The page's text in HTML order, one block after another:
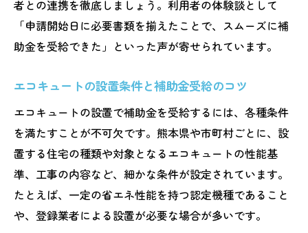
者との連携を徹底しましょう。利用者の体験談として
「申請開始日に必要書類を揃えたことで、スムーズに補
助金を受給できた」といった声が寄せられています。
エコキュートの設置条件と補助金受給のコツ
エコキュートの設置で補助金を受給するには、各種条件
を満たすことが不可欠です。熊本県や市町村ごとに、設
置する住宅の種類や対象となるエコキュートの性能基
準、工事の内容など、細かな条件が設定されています。
たとえば、一定の省エネ性能を持つ認定機種であること
や、登録業者による設置が必要な場合が多いです。